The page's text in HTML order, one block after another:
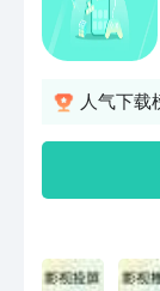
人气下载